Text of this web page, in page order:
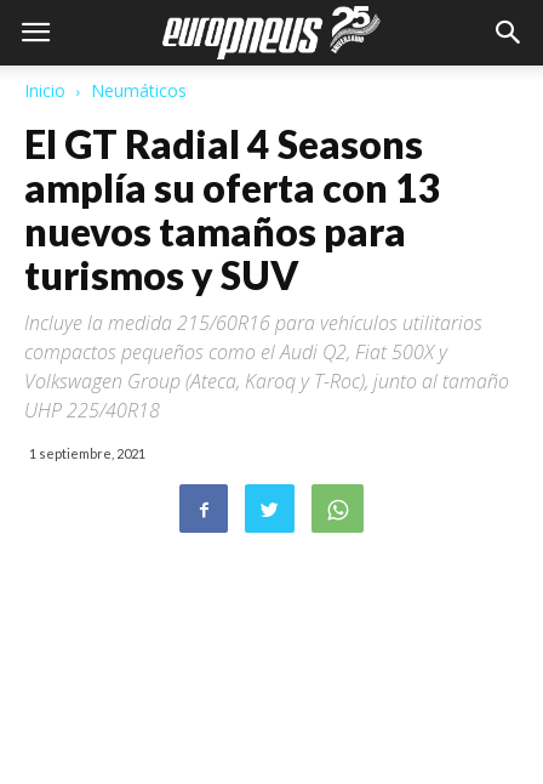
Inicio Neumáticos
El GT Radial 4 Seasons
amplía su oferta con 13
nuevos tamaños para
turismos y SUV
Incluye la medida 215/60R16 para vehículos utilitarios
compactos pequeños como el Audi Q2, Fiat 500X y
Volkswagen Group (Ateca, Karoq y T-Roc), junto al tamaño
UHP 225/40R18
1 septiembre, 2021